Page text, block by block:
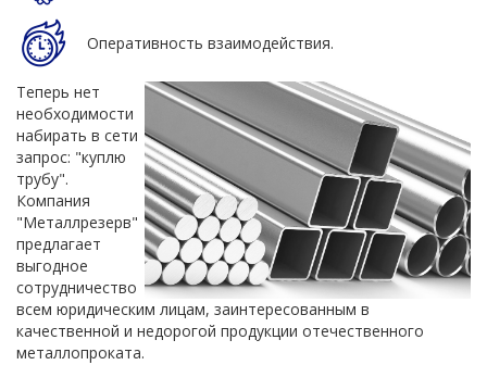
Оперативность взаимодействия.
Теперь нет
необходимости
набирать в сети
запрос: "куплю
трубу".
Компания
"Металлрезерв"
предлагает
выгодное
сотрудничество
всем юридическим лицам, заинтересованным в
качественной и недорогой продукции отечественного
металлопроката.